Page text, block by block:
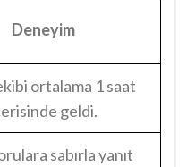
Deneyim
ortalama 1 saat
geldi.
sabırla yanıt